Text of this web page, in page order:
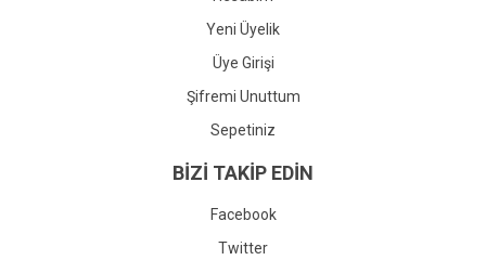
Yeni Üyelik
Üye Girişi
Şifremi Unuttum
Sepetiniz
BİZİ TAKİP EDİN
Facebook
Twitter